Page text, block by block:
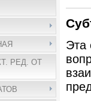
РЕД. ОТ
Эта